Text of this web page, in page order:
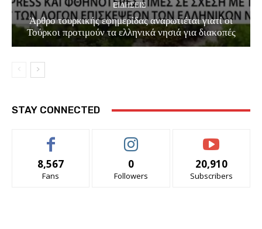
EΙΔΗΣΕΙΣ
Άρθρο τουρκικής εφημερίδας αναρωτιέται γιατί οι
Τούρκοι προτιμούν τα ελληνικά νησιά για διακοπές
STAY CONNECTED
8,567
Fans
0
Followers
20,910
Subscribers